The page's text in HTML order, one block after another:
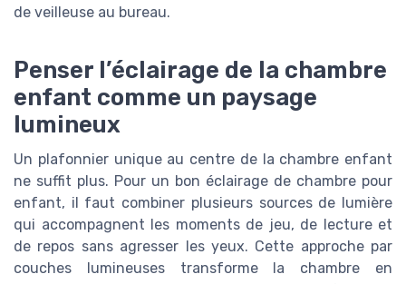
de veilleuse au bureau.
Penser l’éclairage de la chambre
enfant comme un paysage
lumineux
Un plafonnier unique au centre de la chambre enfant
ne suffit plus. Pour un bon éclairage de chambre pour
enfant, il faut combiner plusieurs sources de lumière
qui accompagnent les moments de jeu, de lecture et
de repos sans agresser les yeux. Cette approche par
couches lumineuses transforme la chambre en